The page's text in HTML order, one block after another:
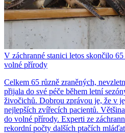
V záchranné stanici letos skončilo
volné přírody
Celkem 65 různě zraněných,
přijala do své péče během letní
živočichů. Dobrou zprávou je, že v
nejlepších zvířecích pacientů.
do volné přírody. Experti ze
rekordní počty dalších ptačích